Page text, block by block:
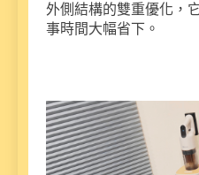
外側結構的雙重優化，
事時間大幅省下。